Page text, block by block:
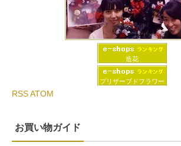
造花
プリザーブドフラワー
RSSATOM
お買い物ガイド